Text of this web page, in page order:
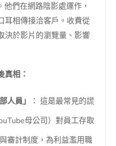
們在網路陰影處運作，
耳相傳接洽客戶。收費從
決於影片的瀏覽量、影響
真相：
人員」
： 這是最常見的謊
母公司）對員工存取
審計制度，為利益濫用職